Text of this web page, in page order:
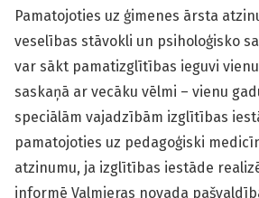
Pamatojoties uz ģimenes ārsta
veselības stāvokli un psiholoģisko
var sākt pamat­izglītības ieguvi
saskaņā ar vecāku vēlmi – vienu
speciālām vajadzībām izglītības
pamatojoties uz pedagoģiski
atzinumu, ja izglītības iestāde
informē Valmieras novada